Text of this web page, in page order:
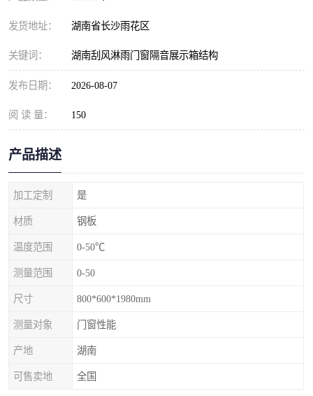
发货地址： 湖南省长沙雨花区
关键词： 湖南刮风淋雨门窗隔音展示箱结构
发布日期： 2026-08-07
阅 读 量： 150
产品描述
加工定制 是
材质 钢板
温度范围 0-50℃
测量范围 0-50
尺寸 800*600*1980mm
测量对象 门窗性能
产地 湖南
可售卖地 全国